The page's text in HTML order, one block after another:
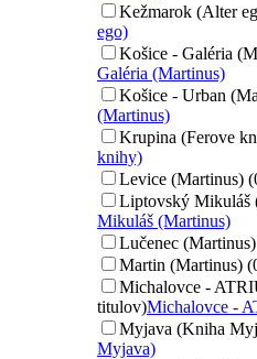
Kežmarok (Alter
ego)
Košice - Galéria
Galéria (Martinus)
Košice - Urban
(Martinus)
Krupina (Ferove
knihy)
Levice (Martinus)
Liptovský Mikuláš
Mikuláš (Martinus)
Lučenec
Martin (Martinus)
Michalovce -
titulov)Michalovce -
Myjava (Kniha
Myjava)